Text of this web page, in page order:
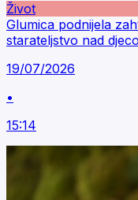
Život
Glumica podnijela
starateljstvo nad
19/07/2026
•
15:14